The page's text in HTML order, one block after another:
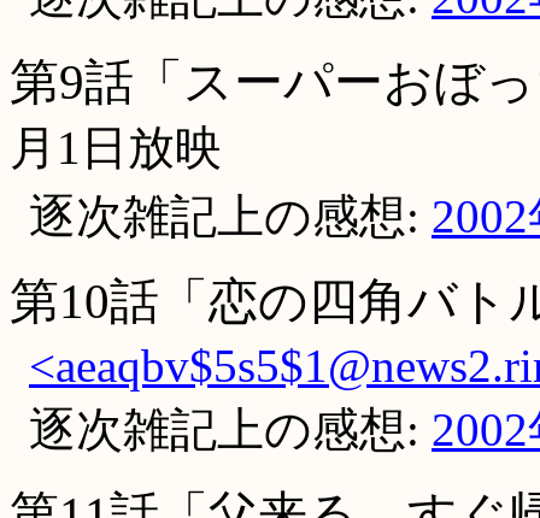
第9話「スーパーおぼ
月1日放映
逐次雑記上の感想:
第10話「恋の四角バト
逐次雑記上の感想: